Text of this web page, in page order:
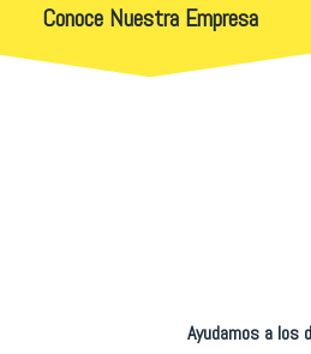
Conoce Nuestra Empresa
Ayudamos a los